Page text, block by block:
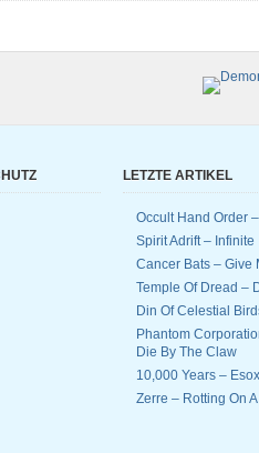
LETZTE ARTIKEL
Occult Hand Order
Spirit Adrift –
Cancer Bats – Give
Temple Of Dread –
Din Of Celestial
Phantom
Die By The Claw
10,000 Years –
Zerre – Rotting On